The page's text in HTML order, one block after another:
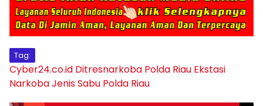
Tag:
Cyber24.co.id Ditresnarkoba Polda Riau Ekstasi
Narkoba Jenis Sabu Polda Riau